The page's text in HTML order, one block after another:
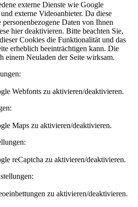
externe Dienste wie Google
externe Videoanbieter. Da diese
Daten von Ihnen
hier deaktivieren. Bitte beachten Sie,
Cookies die Funktionalität und das
erheblich beeinträchtigen kann. Die
einem Neuladen der Seite wirksam.
Webfonts zu aktivieren/deaktivieren.
Maps zu aktivieren/deaktivieren.
reCaptcha zu aktivieren/deaktivieren.
zu aktivieren/deaktivieren.